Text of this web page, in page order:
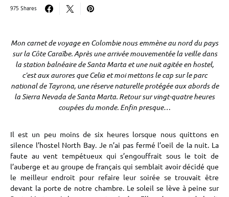
975 Shares
Mon carnet de voyage en Colombie nous emmène au nord du pays
sur la Côte Caraïbe. Après une arrivée mouvementée la veille dans
la station balnéaire de Santa Marta et une nuit agitée en hostel,
c’est aux aurores que Celia et moi mettons le cap sur le parc
national de Tayrona, une réserve naturelle protégée aux abords de
la Sierra Nevada de Santa Marta. Retour sur vingt-quatre heures
coupées du monde. Enfin presque…
Il est un peu moins de six heures lorsque nous quittons en
silence l’hostel North Bay. Je n’ai pas fermé l’oeil de la nuit. La
faute au vent tempétueux qui s’engouffrait sous le toit de
l’auberge et au groupe de français qui semblait avoir décidé que
le meilleur endroit pour refaire leur soirée se trouvait être
devant la porte de notre chambre. Le soleil se lève à peine sur